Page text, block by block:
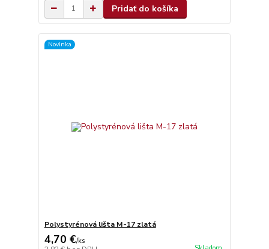
Pridať do košíka
Novinka
Polystyrénová lišta M-17 zlatá
4,70 €/ks